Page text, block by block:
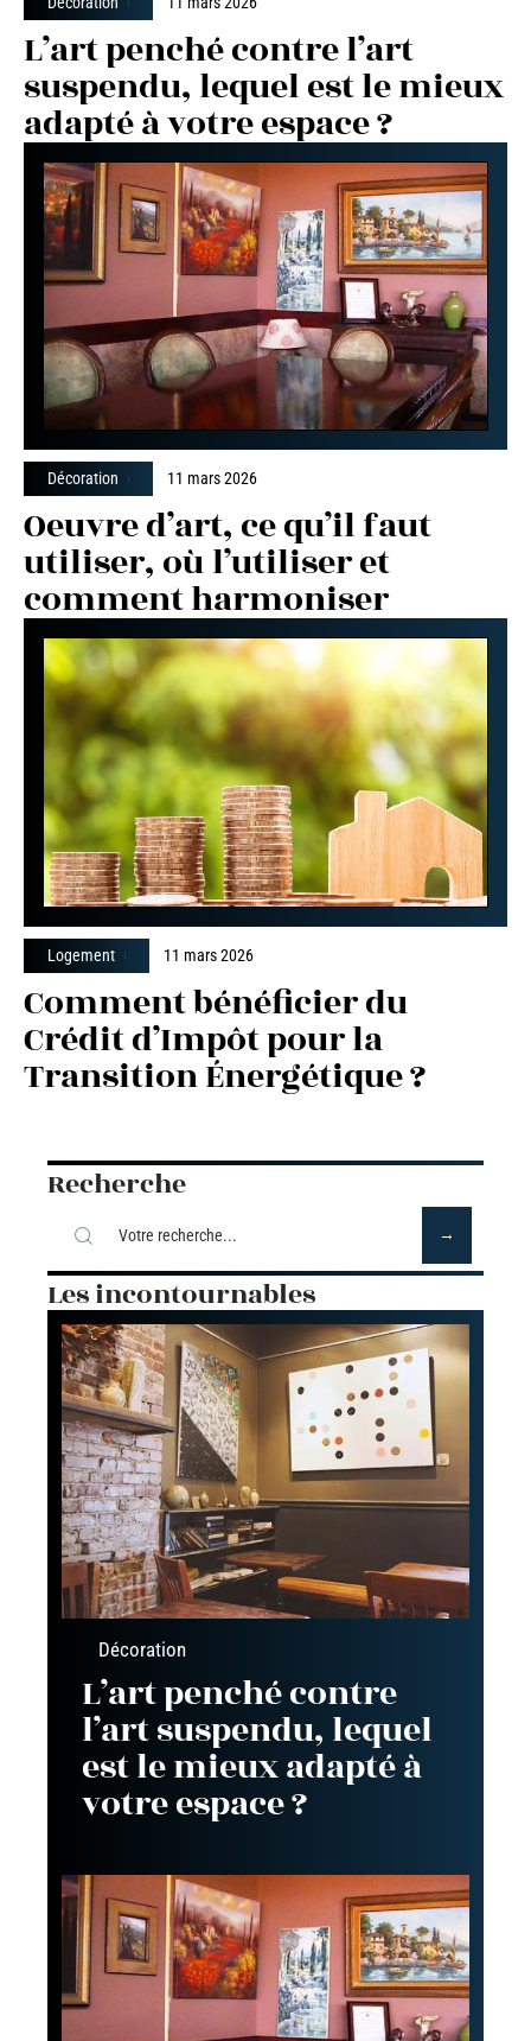
L’art penché contre l’art
suspendu, lequel est le mieux
adapté à votre espace ?
Décoration 11 mars 2026
Oeuvre d’art, ce qu’il faut
utiliser, où l’utiliser et
comment harmoniser
Logement 11 mars 2026
Comment bénéficier du
Crédit d’Impôt pour la
Transition Énergétique ?
Recherche
Les incontournables
Décoration
L’art penché contre
l’art suspendu, lequel
est le mieux adapté à
votre espace ?